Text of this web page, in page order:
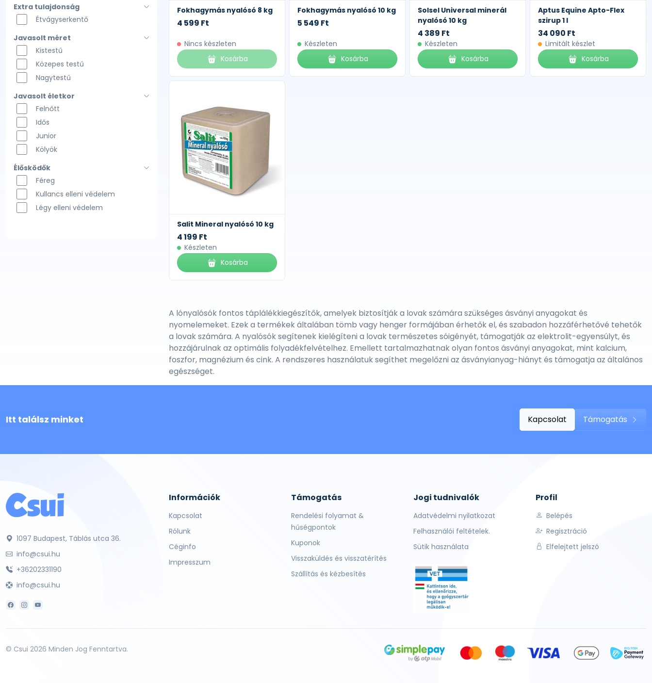
Extra tulajdonság
Étvágyserkentő
Javasolt méret
Kistestű
Közepes testű
Nagytestű
Javasolt életkor
Felnőtt
Idős
Junior
Kölyök
Élősködők
Féreg
Kullancs elleni védelem
Légy elleni védelem
Fokhagymás nyalósó 8 kg
4 599 Ft
Nincs készleten
Kosárba
Fokhagymás nyalósó 10 kg
5 549 Ft
Készleten
Kosárba
Solsel Universal minerál
nyalósó 10 kg
4 389 Ft
Készleten
Kosárba
Aptus Equine Apto-Flex
szirup 1 l
34 090 Ft
Limitált készlet
Kosárba
Salit Mineral nyalósó 10 kg
4 199 Ft
Készleten
Kosárba
A lónyalósók fontos táplálékkiegészítők, amelyek biztosítják a lovak számára szükséges ásványi anyagokat és
nyomelemeket. Ezek a termékek általában tömb vagy henger formájában érhetők el, és szabadon hozzáférhetővé tehetők
a lovak számára. A nyalósók segítenek kielégíteni a lovak természetes sóigényét, támogatják az elektrolit-egyensúlyt, és
hozzájárulnak az optimális folyadékfelvételhez. Emellett tartalmazhatnak olyan fontos ásványi anyagokat, mint kalcium,
foszfor, magnézium és cink. A rendszeres használatuk segíthet megelőzni az ásványianyag-hiányt és támogatja az általános
egészséget.
Itt találsz minket Kapcsolat Támogatás
1097 Budapest, Táblás utca 36.
info@csui.hu
+36202331190
info@csui.hu
Információk
Kapcsolat
Rólunk
Céginfo
Impresszum
Támogatás
Rendelési folyamat &
hűségpontok
Kuponok
Visszaküldés és visszatérítés
Szállítás és kézbesítés
Jogi tudnivalók
Adatvédelmi nyilatkozat
Felhasználói feltételek.
Sütik használata
Profil
Belépés
Regisztráció
Elfelejtett jelszó
© Csui 2026 Minden Jog Fenntartva.